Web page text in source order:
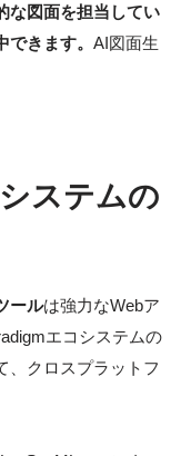
な図面を担当してい
きます。 AI図面生
ステムの
ールは強力なWebア
エコシステムの
、クロスプラットフ